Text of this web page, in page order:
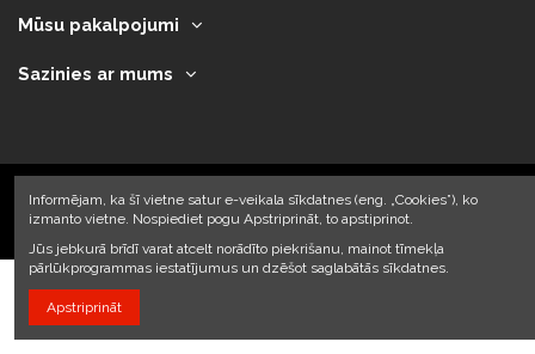
Mūsu pakalpojumi
Sazinies ar mums
2023 © Armando Auto SIA
Informējam, ka šī vietne satur e-veikala sīkdatnes (eng. „Cookies”), ko
izmanto vietne. Nospiediet pogu Apstriprināt, to apstiprinot.
Jūs jebkurā brīdī varat atcelt norādīto piekrišanu, mainot tīmekļa
pārlūkprogrammas iestatījumus un dzēšot saglabātās sīkdatnes.
Apstriprināt